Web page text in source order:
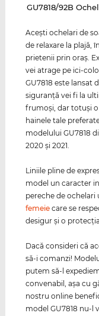
‌GU7818/92B
Aceşti ochelari de
de relaxare la plajă,
prietenii prin oraş.
vei atrage pe ici-
GU7818 este lansat
siguranţă vei fi la
frumoşi, dar totuşi
hainele tale
modelului GU7818
2020 şi 2021.
Liniile pline de
model un caracter
pereche de
femeie care se
desigur şi o protecţia
Dacă consideri că
să-i comanzi!
putem să-l
convenabil, aşa cu
nostru online
model GU7818 nu-l